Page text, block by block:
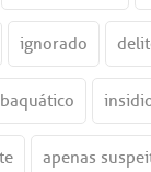
ignorado
apenas